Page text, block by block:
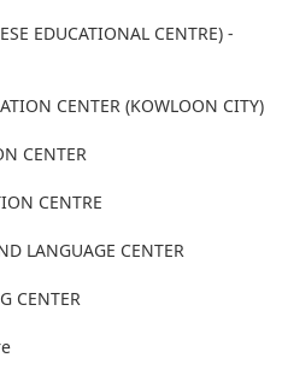
EDUCATIONAL CENTRE) -
CENTER (KOWLOON CITY)
CENTER
CENTRE
LANGUAGE CENTER
CENTER